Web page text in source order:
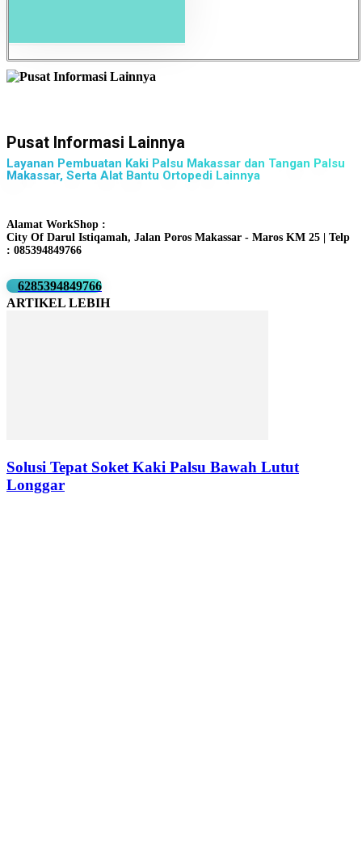
Pusat Informasi Lainnya
Layanan Pembuatan Kaki Palsu Makassar dan Tangan Palsu
Makassar, Serta Alat Bantu Ortopedi Lainnya
Alamat WorkShop :
City Of Darul Istiqamah, Jalan Poros Makassar - Maros KM 25 | Telp
: 085394849766
6285394849766
ARTIKEL LEBIH
Solusi Tepat Soket Kaki Palsu Bawah Lutut
Longgar